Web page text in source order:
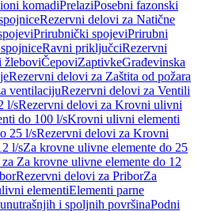
komadiPrelaziPosebni fazonski
Rezervni delovi za Natične
Prirubnički spojeviPrirubni
Ravni priključciRezervni
žleboviČepoviZaptivkeGrađevinska
Rezervni delovi za Zaštita od požara
ventilacijuRezervni delovi za Ventili
l/sRezervni delovi za Krovni ulivni
do 100 l/sKrovni ulivni elementi
25 l/sRezervni delovi za Krovni
l/sZa krovne ulivne elemente do 25
Za krovne ulivne elemente do 12
Rezervni delovi za PriborZa
elementiElementi parne
i spoljnih površinaPodni